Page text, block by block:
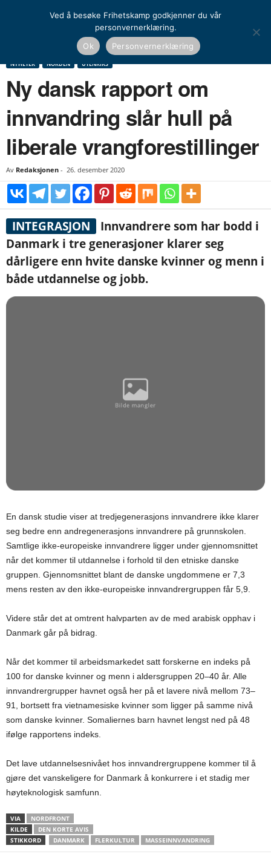
Norden
Ny dansk rapport om innvandring slår hull på liberale
NYHETER NORDEN UTENRIKS
Ny dansk rapport om
innvandring slår hull på
liberale vrangforestillinger
Av Redaksjonen - 26. desember 2020
INTEGRASJON
Innvandrere som har bodd i
Danmark i tre generasjoner klarer seg
dårligere enn hvite danske kvinner og menn i
både utdannelse og jobb.
En dansk studie viser at tredjegenerasjons innvandrere ikke klarer
seg bedre enn andregenerasjons innvandrere på grunnskolen.
Samtlige ikke-europeiske innvandrere ligger under gjennomsnittet
når det kommer til utdannelse i forhold til den etniske danske
gruppen. Gjennomsnittet blant de danske ungdommene er 7,3
mens resten av den ikke-europeiske innvandrergruppen får 5,9.
Videre står det at omtrent halvparten av de med arabisk opphav i
Danmark går på bidrag.
Når det kommer til arbeidsmarkedet satt forskerne en indeks på
100 for danske kvinner og menn i aldersgruppen 20–40 år. Alle
innvandrergrupper havnet også her på et lavere nivå mellom 73–
91, bortsett fra vietnamesiske kvinner som ligger på samme nivå
som danske kvinner. Somaliernes barn havnet lengst ned på 48
ifølge rapportens indeks.
Det lave utdannelsesnivået hos innvandrergruppene kommer til å
gjøre det vanskeligere for Danmark å konkurrere i et stadig mer
høyteknologisk samfunn.
VIA
NORDFRONT
KILDE
DEN KORTE AVIS
STIKKORD
DANMARK FLERKULTUR MASSEINNVANDRING
Ved å besøke Frihetskamp godkjenner du vår
personvernerklæring.
Ok
Personvernerklæring